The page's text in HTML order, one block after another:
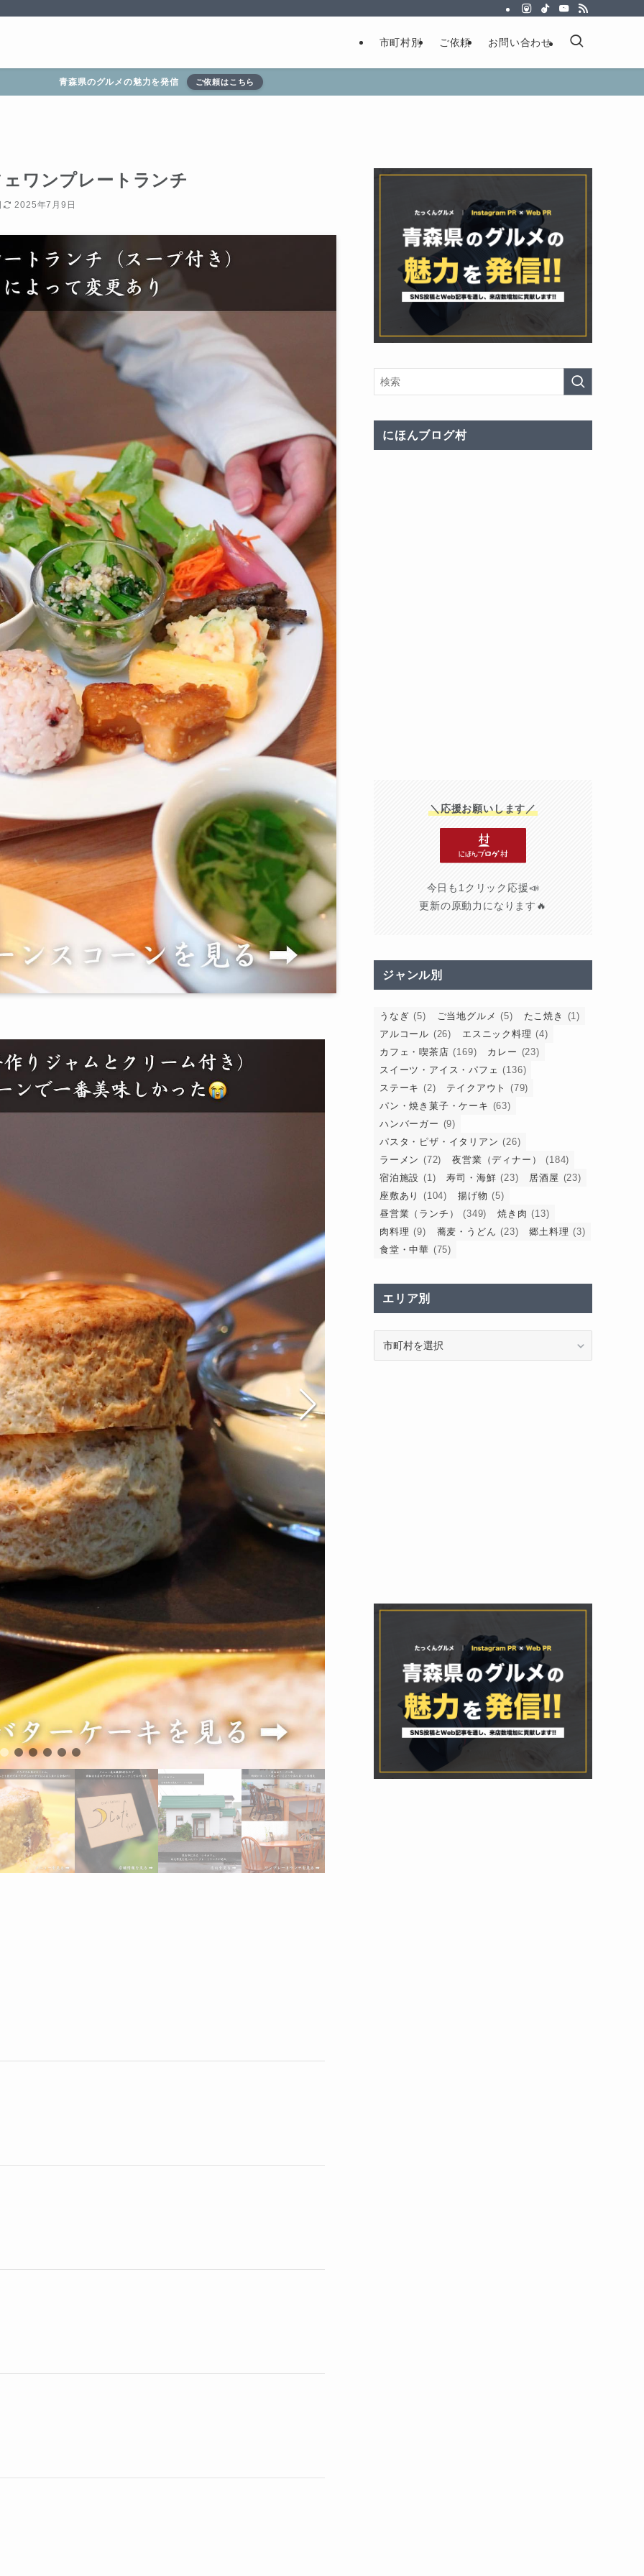
市町村別 ご依頼 お問い合わせ
青森県のグルメの魅力を発信 ご依頼はこちら
ワンプレートランチ
2025年7月9日
にほんブログ村
＼応援お願いします／
今日も1クリック応援📣
更新の原動力になります🔥
ジャンル別
うなぎ (5) ご当地グルメ (5) たこ焼き
(1)
アルコール (26) エスニック料理 (4)
カフェ・喫茶店 (169) カレー (23)
スイーツ・アイス・パフェ (136)
ステーキ (2) テイクアウト
(79)
パン・焼き菓子・ケーキ (63)
ハンバーガー (9)
パスタ・ピザ・イタリアン (26)
ラーメン (72) 夜営業（ディナー）
(184)
宿泊施設 (1) 寿司・海鮮 (23) 居酒屋 (23)
座敷あり
(104) 揚げ物 (5)
昼営業（ランチ）
(349) 焼き肉 (13)
肉料理 (9) 蕎麦・うどん (23) 郷土料理 (3)
食堂・中華 (75)
エリア別